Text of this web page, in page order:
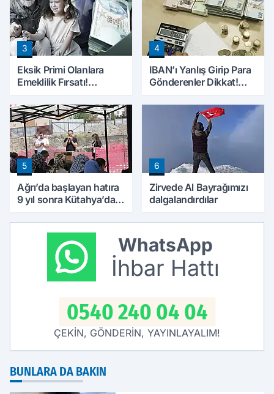
3
Eksik Primi Olanlara
Emeklilik Fırsatı!
Günlerini Tamamlama
Yolları
4
IBAN’ı Yanlış Girip Para
Gönderenler Dikkat!
Bunları Yapın
5
Ağrı’da başlayan hatıra
9 yıl sonra Kütahya’da
6
Zirvede Al Bayrağımızı
dalgalandırdılar
WhatsApp
İhbar Hattı
0540 240 04 04
ÇEKİN, GÖNDERİN, YAYINLAYALIM!
BUNLARA DA BAKIN